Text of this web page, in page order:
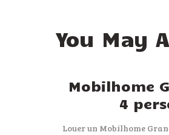
You May
Mobilhome
4
Louer un Mobilhome